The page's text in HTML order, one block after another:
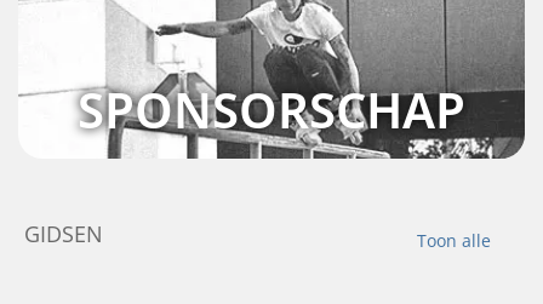
SPONSORSCHAP
Toon alle
GIDSEN